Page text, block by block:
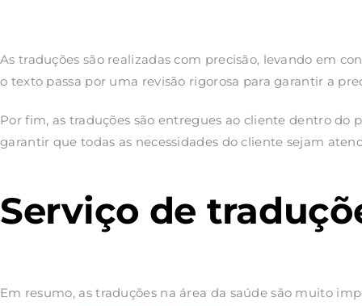
As traduções são realizadas com precisão, levando em
o texto passa por uma revisão rigorosa para garantir a
Por fim, as traduções são entregues ao cliente dentro
garantir que todas as necessidades do cliente sejam
Serviço de
Em resumo, as traduções na área da saúde são muito